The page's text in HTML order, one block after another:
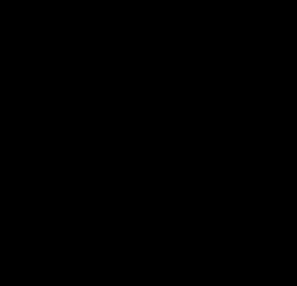
но так
она стоит.
карту:
территория это курды.
Эрбиль аж до Кобане
контролируют анклав в
основные силы курдов из
соединение со своими